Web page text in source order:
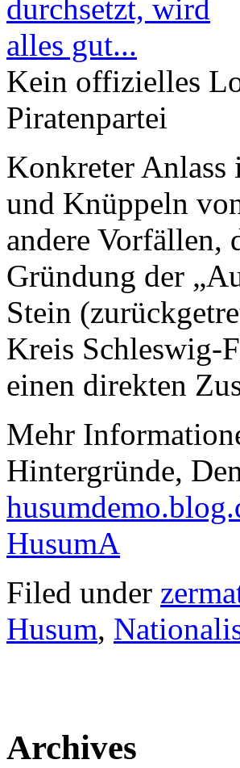
Kein offizielles
Piratenpartei
Konkreter Anlass
und Knüppeln
andere
Gründung der
Stein
Kreis Schleswig-
einen direkten
Mehr
Hintergründe,
HusumA
Filed under
Husum,
Archives